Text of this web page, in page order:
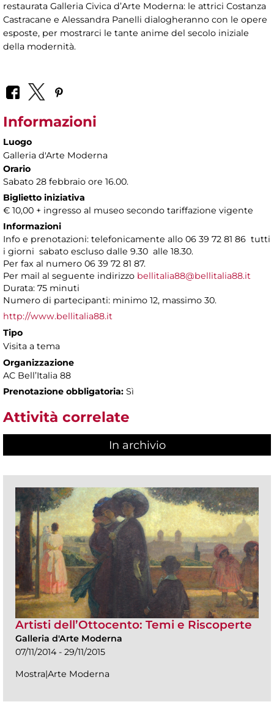
restaurata Galleria Civica d’Arte Moderna: le attrici Costanza
Castracane e Alessandra Panelli dialogheranno con le opere
esposte, per mostrarci le tante anime del secolo iniziale
della modernità.
Informazioni
Luogo
Galleria d'Arte Moderna
Orario
Sabato 28 febbraio ore 16.00.
Biglietto iniziativa
€ 10,00 + ingresso al museo secondo tariffazione vigente
Informazioni
Info e prenotazioni: telefonicamente allo 06 39 72 81 86 tutti
i giorni sabato escluso dalle 9.30 alle 18.30.
Per fax al numero 06 39 72 81 87.
Per mail al seguente indirizzo bellitalia88@bellitalia88.it
Durata: 75 minuti
Numero di partecipanti: minimo 12, massimo 30.
http://www.bellitalia88.it
Tipo
Visita a tema
Organizzazione
AC Bell’Italia 88
Prenotazione obbligatoria: Sì
Attività correlate
In archivio
Artisti dell’Ottocento: Temi e Riscoperte
Galleria d'Arte Moderna
07/11/2014 - 29/11/2015
Mostra|Arte Moderna